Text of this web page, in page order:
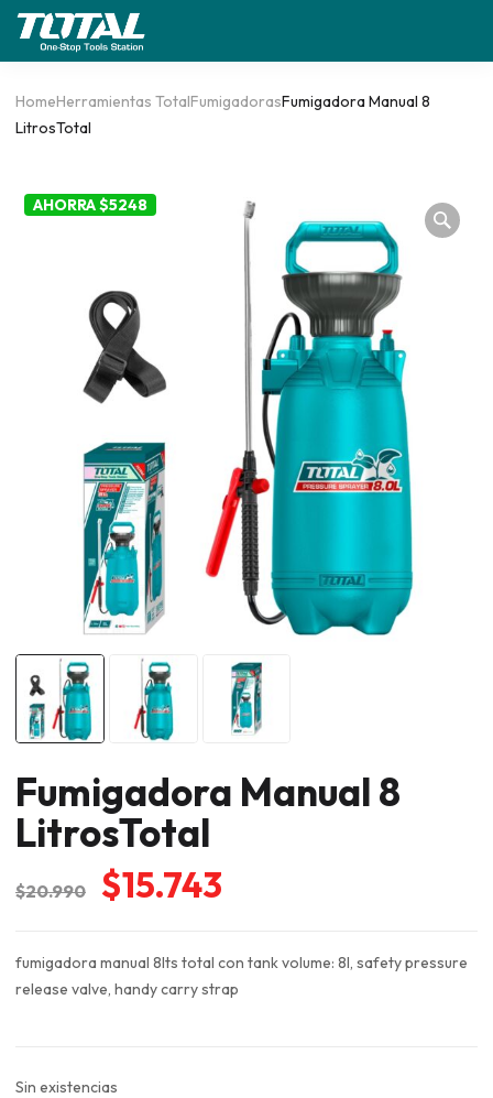
HomeHerramientas TotalFumigadorasFumigadora Manual 8
LitrosTotal
AHORRA $5248
Fumigadora Manual 8
LitrosTotal
$20.990
El
original
era:
$15.743
actual
es:
fumigadora manual 8lts total con tank volume: 8l, safety pressure
release valve, handy carry strap
Sin existencias